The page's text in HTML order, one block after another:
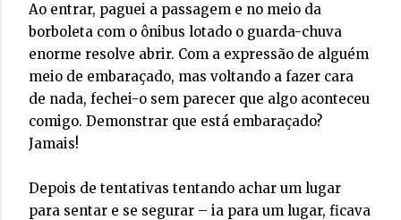
Ao entrar, paguei a passagem e no meio da
borboleta com o ônibus lotado o guarda-chuva
enorme resolve abrir. Com a expressão de alguém
meio de embaraçado, mas voltando a fazer cara
de nada, fechei-o sem parecer que algo aconteceu
comigo. Demonstrar que está embaraçado?
Jamais!
Depois de tentativas tentando achar um lugar
para sentar e se segurar – ia para um lugar, ficava